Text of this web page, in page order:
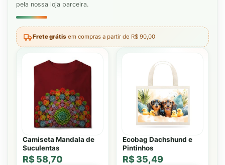
pela nossa loja parceira.
Frete grátis em compras a partir de R$ 90,00
Camiseta Mandala de
Suculentas
R$ 58,70
Ecobag Dachshund e
Pintinhos
R$ 35,49